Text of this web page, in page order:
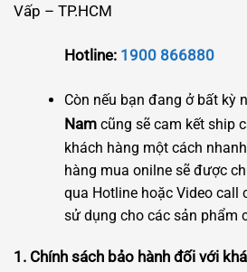
Vấp – TP.HCM
Hotline: 1900 866880
Còn nếu bạn đang ở bất kỳ
Nam cũng sẽ cam kết ship
khách hàng một cách
hàng mua onilne sẽ được
qua Hotline hoặc Video call
sử dụng cho các sản phẩm
1. Chính sách bảo hành đối với